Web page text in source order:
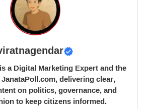
a Digital Marketing Expert and the
delivering clear,
on politics, governance, and
to keep citizens informed.